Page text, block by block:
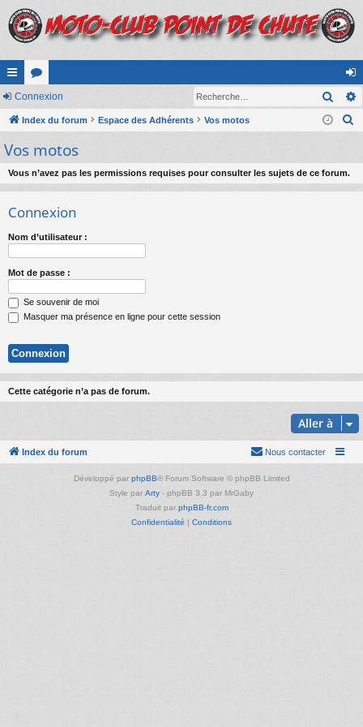
cc
ès
ra
pi
de
or
u
s
on
ne
on
Connexion
Index du forum Espace des Adhérents Vos motos
e
Vos motos
Vous n’avez pas les permissions requises pour consulter les sujets de ce forum.
Connexion
Nom d’utilisateur :
Mot de passe :
Se souvenir de moi
Masquer ma présence en ligne pour cette session
Cette catégorie n’a pas de forum.
Aller à
Index du forum Nous contacter
Développé par phpBB® Forum Software © phpBB Limited
Style par Arty - phpBB 3.3 par MrGaby
Traduit par phpBB-fr.com
Confidentialité | Conditions